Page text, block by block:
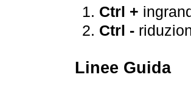
Ctrl +
Ctrl -
Linee Guida